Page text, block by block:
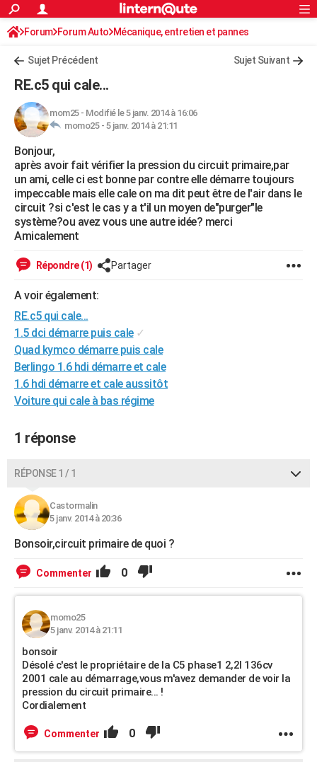
ACTUALITÉS
Politique
Société
Faits Divers
Education
Monde
Villes
+
FINANCE
Retraite
Impôts
Epargne
Immobilier
Risques naturels par ville
Banque
Assurance
Crédit
AUTO
Essais
Réserver un essai
Citadines
Berlines
SUV
Forum auto
+HIGH-TECH
Mobiles
Meilleur smartphone
Internet
Ordinateurs
Jeux vidéo
Guide high-tech
+BRICOLAGE
Forum
Aménagement intérieur
Extérieur
Cuisine
Salle de bains
Jardinage
Rangement
WEEK-END
Art de vivre
Bien-être
Loisirs
Mode
Modes de vie
Alimentation
Guide de la santé
Maladies
Médicaments
Sommeil
Destinations
City break
Voyage nature
Voyage de noces
Forum
Climat
+PHOTO
GUIDES D'ACHAT
BONS PLANS
Carte de Noël
Carte Bonne année
Carte Saint-Valentin
Carte Pâques
Carte d'anniversaire
DICTIONNAIRE
Dictionnaire
Biographies
Citations
Expressions
Proverbes
PROGRAMME TV
COPAINS D'AVANT
S'inscrire
Se connecter
Lycées
Collèges
Primaires
Universités
Entreprises
Service militaire
Avis de recherche
FORUM
Rechercher
S'inscrire
Connexion
Forum Forum Auto Mécanique, entretien et pannes
Sujet Précédent Sujet Suivant
RE.c5 qui cale...
mom25- Modifié le 5 janv. 2014 à 16:06
momo25 - 5 janv. 2014 à 21:11
Bonjour,
après avoir fait vérifier la pression du circuit primaire,par
un ami, celle ci est bonne par contre elle démarre toujours
impeccable mais elle cale on ma dit peut être de l'air dans le
circuit ?si c'est le cas y a t'il un moyen de"purger"le
système?ou avez vous une autre idée? merci
Amicalement
Répondre (1) Partager
A voir également:
RE.c5 qui cale...
1.5 dci démarre puis cale ✓
Quad kymco démarre puis cale
Berlingo 1.6 hdi démarre et cale
1.6 hdi démarre et cale aussitôt
Voiture qui cale à bas régime
1 réponse
RÉPONSE 1 / 1
Castormalin
5 janv. 2014 à 20:36
Bonsoir,circuit primaire de quoi ?
Commenter 0
momo25
5 janv. 2014 à 21:11
bonsoir
Désolé c'est le propriétaire de la C5 phase1 2,2l 136cv
2001 cale au démarrage,vous m'avez demander de voir la
pression du circuit primaire... !
Cordialement
Commenter 0